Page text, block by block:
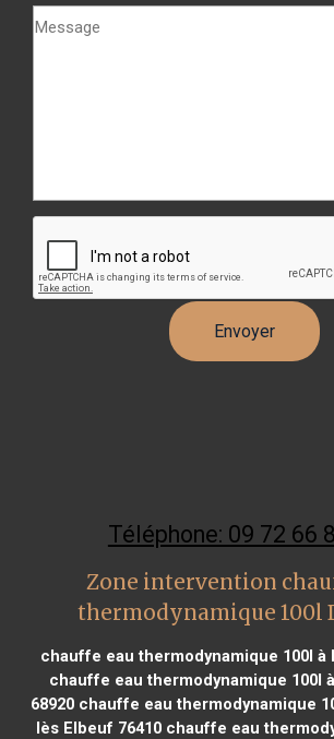
Téléphone: 09 72 66
Zone intervention
thermodynamique 100l
chauffe eau thermodynamique 100l à
chauffe eau thermodynamique 100l
68920 chauffe eau thermodynamique
lès Elbeuf 76410 chauffe eau